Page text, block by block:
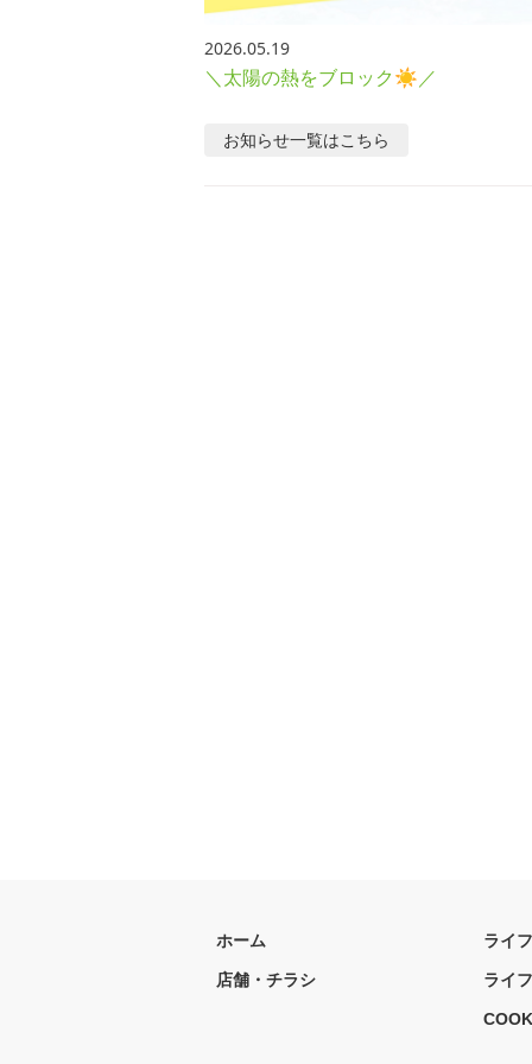
2026.05.19
＼太陽の熱をブロック☀／
お知らせ一覧はこちら
ホーム
店舗・チラシ
ライ
ライ